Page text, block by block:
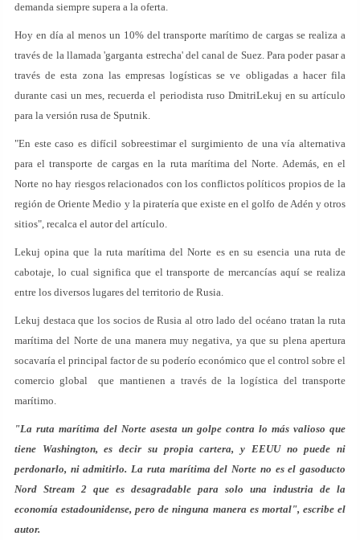
demanda siempre supera a la oferta.
Hoy en día al menos un 10% del transporte marítimo de cargas se realiza a
través de la llamada 'garganta estrecha' del canal de Suez. Para poder pasar a
través de esta zona las empresas logísticas se ve obligadas a hacer fila
durante casi un mes, recuerda el periodista ruso DmitriLekuj en su artículo
para la versión rusa de Sputnik.
"En este caso es difícil sobreestimar el surgimiento de una vía alternativa
para el transporte de cargas en la ruta marítima del Norte. Además, en el
Norte no hay riesgos relacionados con los conflictos políticos propios de la
región de Oriente Medio y la piratería que existe en el golfo de Adén y otros
sitios", recalca el autor del artículo.
Lekuj opina que la ruta marítima del Norte es en su esencia una ruta de
cabotaje, lo cual significa que el transporte de mercancías aquí se realiza
entre los diversos lugares del territorio de Rusia.
Lekuj destaca que los socios de Rusia al otro lado del océano tratan la ruta
marítima del Norte de una manera muy negativa, ya que su plena apertura
socavaría el principal factor de su poderío económico que el control sobre el
comercio global que mantienen a través de la logística del transporte
marítimo.
"La ruta marítima del Norte asesta un golpe contra lo más valioso que
tiene Washington, es decir su propia cartera, y EEUU no puede ni
perdonarlo, ni admitirlo. La ruta marítima del Norte no es el gasoducto
Nord Stream 2 que es desagradable para solo una industria de la
economía estadounidense, pero de ninguna manera es mortal", escribe el
autor.